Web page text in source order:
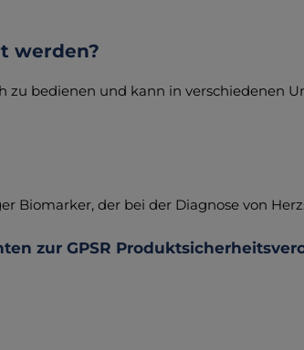
werden?
zu bedienen und kann in verschiedenen
Biomarker, der bei der Diagnose von
zur GPSR